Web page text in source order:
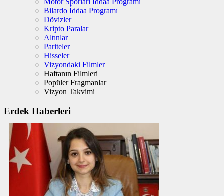
Motor Sporları İddaa Programı
Bilardo İddaa Programı
Dövizler
Kripto Paralar
Altınlar
Pariteler
Hisseler
Vizyondaki Filmler
Haftanın Filmleri
Popüler Fragmanlar
Vizyon Takvimi
Erdek Haberleri